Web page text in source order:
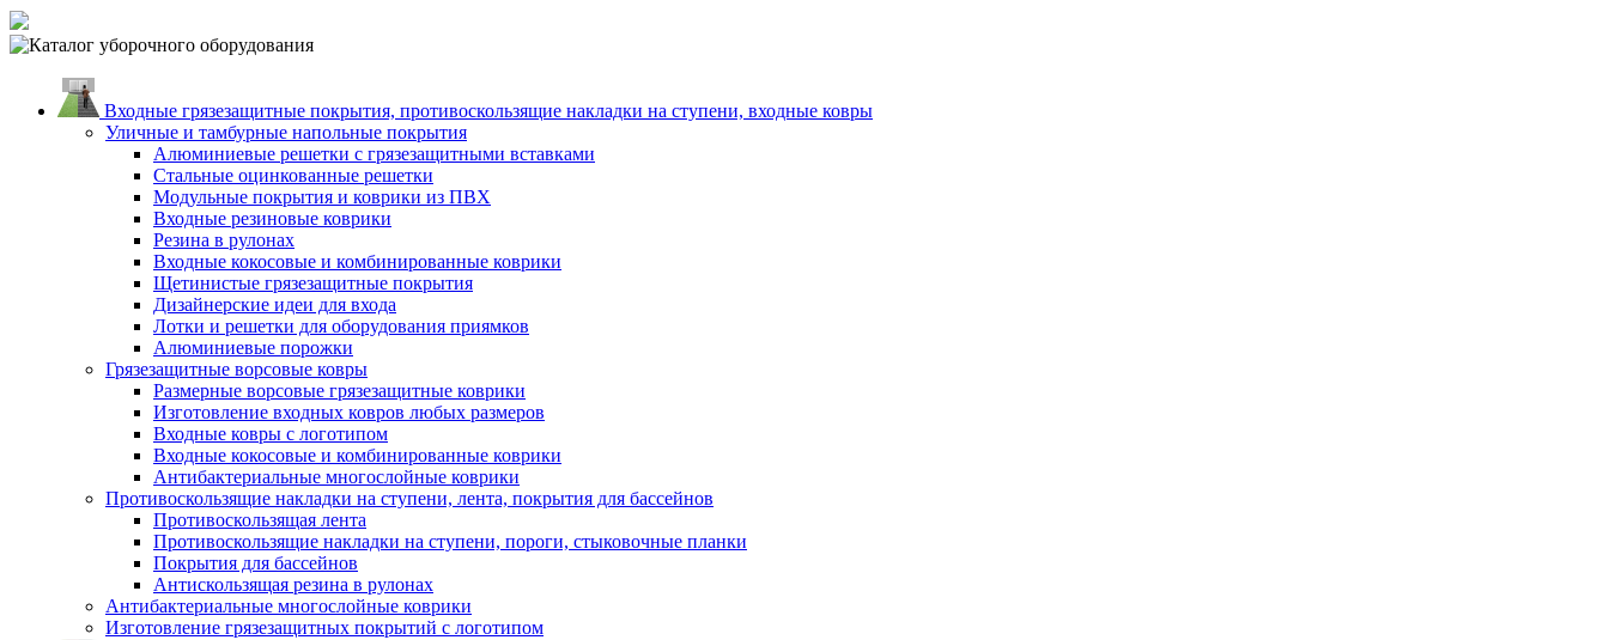
Входные грязезащитные покрытия, противоскользящие накладки на ступени, входные ковры
Уличные и тамбурные напольные покрытия
Алюминиевые решетки с грязезащитными вставками
Стальные оцинкованные решетки
Модульные покрытия и коврики из ПВХ
Входные резиновые коврики
Резина в рулонах
Входные кокосовые и комбинированные коврики
Щетинистые грязезащитные покрытия
Дизайнерские идеи для входа
Лотки и решетки для оборудования приямков
Алюминиевые порожки
Грязезащитные ворсовые ковры
Размерные ворсовые грязезащитные коврики
Изготовление входных ковров любых размеров
Входные ковры с логотипом
Входные кокосовые и комбинированные коврики
Антибактериальные многослойные коврики
Противоскользящие накладки на ступени, лента, покрытия для бассейнов
Противоскользящая лента
Противоскользящие накладки на ступени, пороги, стыковочные планки
Покрытия для бассейнов
Антискользящая резина в рулонах
Антибактериальные многослойные коврики
Изготовление грязезащитных покрытий с логотипом